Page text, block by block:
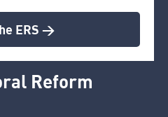
ERS >
Reform